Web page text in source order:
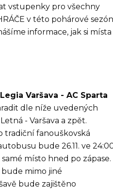
vstupenky pro všechny
v této pohárové
informace, jak si místa
Varšava - AC Sparta
dle níže uvedených
- Varšava a zpět.
tradiční fanouškovská
bude 26.11. ve
samé místo hned po zápase.
mimo jiné
bude zajištěno